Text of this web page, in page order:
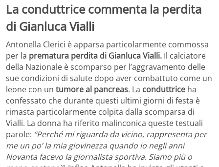
La conduttrice commenta la perdita
di Gianluca Vialli
Antonella Clerici è apparsa particolarmente commossa
per la prematura perdita di Gianluca Vialli. Il calciatore
della Nazionale è scomparso per l’aggravamento delle
sue condizioni di salute dopo aver combattuto come un
leone con un tumore al pancreas. La conduttrice ha
confessato che durante questi ultimi giorni di festa è
rimasta particolarmente colpita dalla scomparsa di
Vialli. La donna ha riferito malinconica queste testuali
parole: “Perché mi riguarda da vicino, rappresenta per
me un po’ la mia giovinezza quando io negli anni
Novanta facevo la giornalista sportiva. Siamo più o